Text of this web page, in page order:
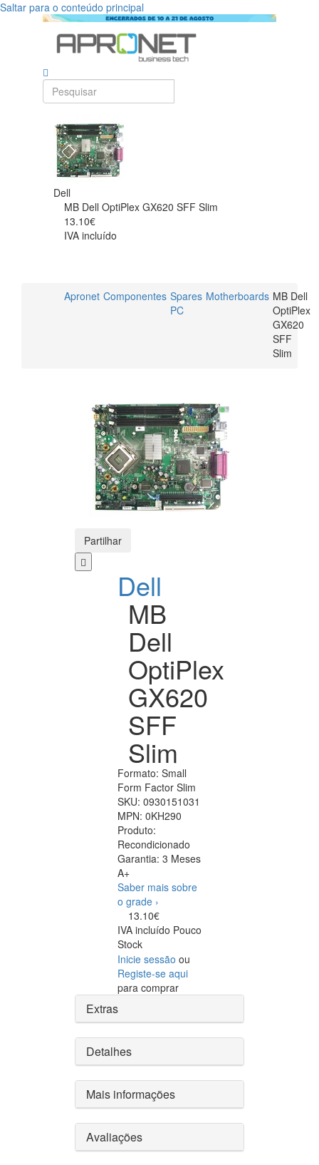
Saltar para o conteúdo principal
Dell
MB Dell OptiPlex GX620 SFF Slim
13.10€
IVA incluído
Apronet Componentes Spares
PC
Motherboards MB Dell
OptiPlex
GX620
SFF
Slim
Partilhar
Dell
MB
Dell
OptiPlex
GX620
SFF
Slim
Formato: Small
Form Factor Slim
SKU: 0930151031
MPN: 0KH290
Produto:
Recondicionado
Garantia: 3 Meses
A+
Saber mais sobre
o grade ›
13.10€
IVA incluído Pouco
Stock
Inicie sessão ou
Registe-se aqui
para comprar
Extras
Detalhes
Mais informações
Avaliações